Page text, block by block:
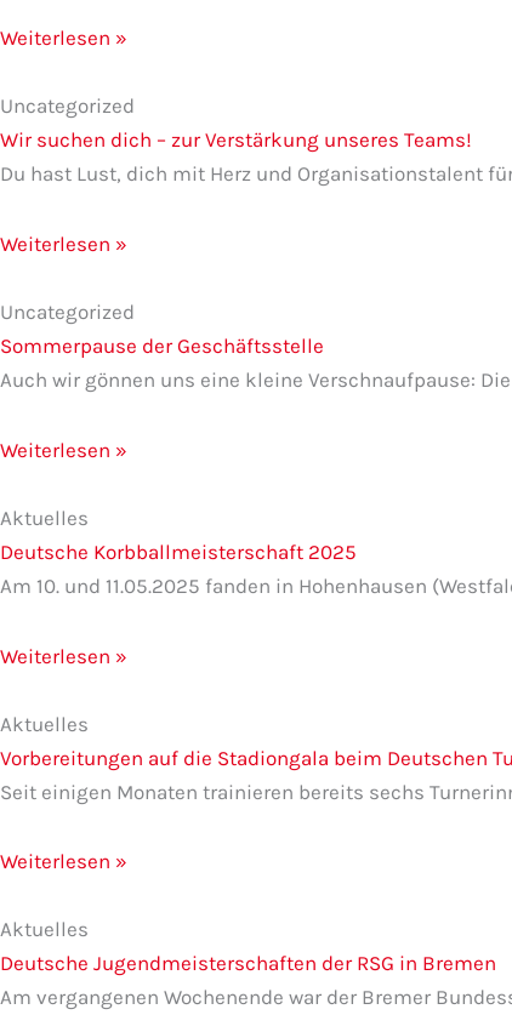
Weiterlesen »
Uncategorized
Wir suchen dich – zur Verstärkung unseres Teams!
Du hast Lust, dich mit Herz und Organisationstalent
Weiterlesen »
Uncategorized
Sommerpause der Geschäftsstelle
Auch wir gönnen uns eine kleine Verschnaufpause:
Weiterlesen »
Aktuelles
Deutsche Korbballmeisterschaft 2025
Am 10. und 11.05.2025 fanden in Hohenhausen
Weiterlesen »
Aktuelles
Vorbereitungen auf die Stadiongala beim Deutschen
Seit einigen Monaten trainieren bereits sechs
Weiterlesen »
Aktuelles
Deutsche Jugendmeisterschaften der RSG in Bremen
Am vergangenen Wochenende war der Bremer